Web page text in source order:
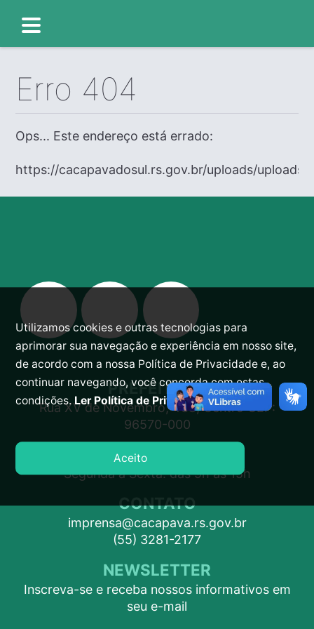
Erro 404
Ops... Este endereço está errado:
https://cacapavadosul.rs.gov.br/uploads/uploads/
PREFEITURA
Rua XV de Novembro, 438, Centro CEP:
96570-000
ATENDIMENTO
Segunda a Sexta: das 9h às 15h
CONTATO
imprensa@cacapava.rs.gov.br
(55) 3281-2177
NEWSLETTER
Inscreva-se e receba nossos informativos em
seu e-mail
Utilizamos cookies e outras tecnologias para
aprimorar sua navegação e experiência em nosso site,
de acordo com a nossa Política de Privacidade e, ao
continuar navegando, você concorda com estas
condições.Ler Política de Privacidade.
Aceito